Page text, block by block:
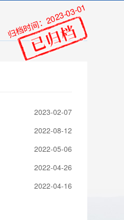
2023-02-07
2022-08-12
2022-05-06
2022-04-26
2022-04-16
归档时间：2023-03-01